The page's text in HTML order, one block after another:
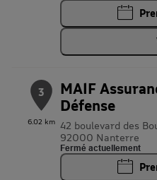
3
6.02 km
MAIF
Défense
42 boulevard des
92000 Nanterre
Fermé actuellement